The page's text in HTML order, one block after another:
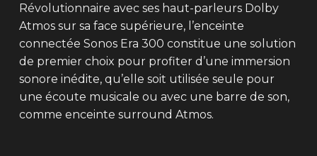
Révolutionnaire avec ses haut-parleurs Dolby
Atmos sur sa face supérieure, l’enceinte
connectée Sonos Era 300 constitue une solution
de premier choix pour profiter d’une immersion
sonore inédite, qu’elle soit utilisée seule pour
une écoute musicale ou avec une barre de son,
comme enceinte surround Atmos.